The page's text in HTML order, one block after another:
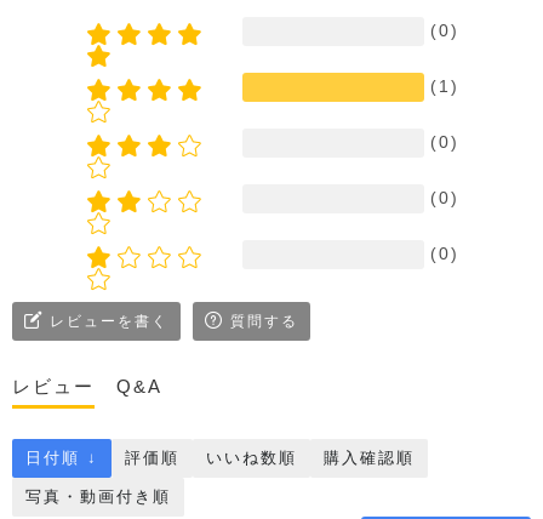
(0)
(1)
(0)
(0)
(0)
レビューを書く 質問する
レビュー Q&A
日付順 ↓ 評価順 いいね数順 購入確認順
写真・動画付き順